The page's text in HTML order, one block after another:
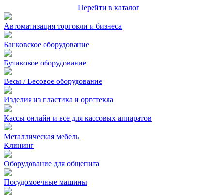
Перейти в каталог
Автоматизация торговли и бизнеса
Банковское оборудование
Бутиковое оборудование
Весы / Весовое оборудование
Изделия из пластика и оргстекла
Кассы онлайн и все для кассовых аппаратов
Металлическая мебель
Клининг
Оборудование для общепита
Посудомоечные машины